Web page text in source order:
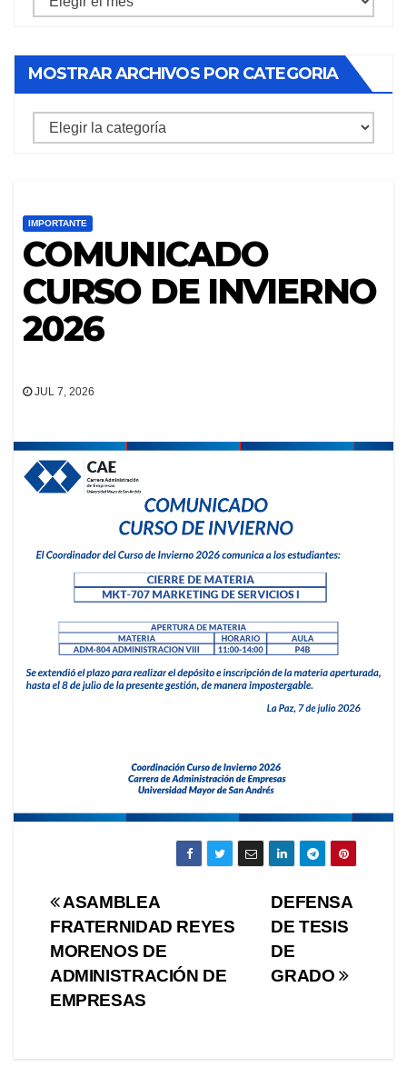
por
mes
MOSTRAR ARCHIVOS POR CATEGORIA
mostrar
IMPORTANTE
COMUNICADO
CURSO DE INVIERNO
2026
JUL 7, 2026
Navegación
de
entradas
DEFENSA
DE TESIS
DE
GRADO
ASAMBLEA
FRATERNIDAD REYES
MORENOS DE
ADMINISTRACIÓN DE
EMPRESAS